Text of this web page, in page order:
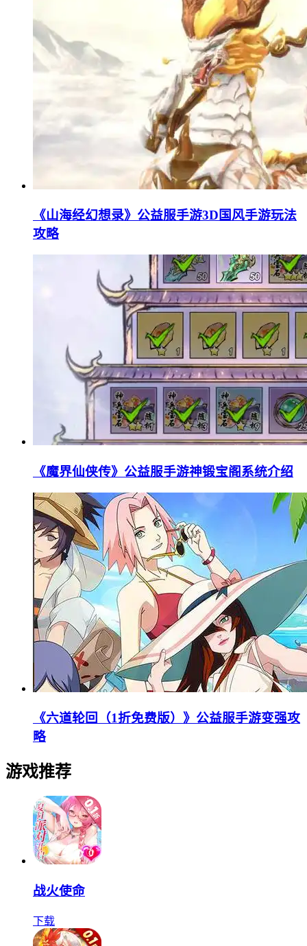
《山海经幻想录》公益服手游3D国风手游玩法
攻略
《魔界仙侠传》公益服手游神锻宝阁系统介绍
《六道轮回（1折免费版）》公益服手游变强攻
略
游戏推荐
战火使命
下载